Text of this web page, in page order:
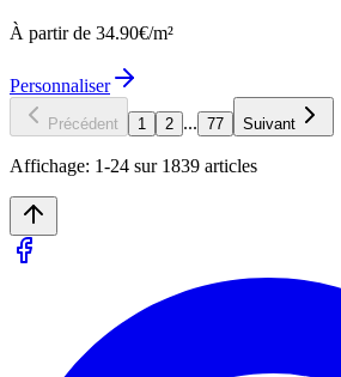
À partir de 34.90€/m²
Personnaliser
Précédent 1 2 ... 77 Suivant
Affichage: 1-24 sur 1839 articles